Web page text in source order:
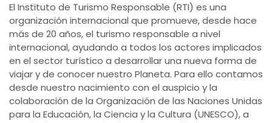
El Instituto de Turismo Responsable (RTI) es una
organización internacional que promueve, desde hace
más de 20 años, el turismo responsable a nivel
internacional, ayudando a todos los actores implicados
en el sector turístico a desarrollar una nueva forma de
viajar y de conocer nuestro Planeta. Para ello contamos
desde nuestro nacimiento con el auspicio y la
colaboración de la Organización de las Naciones Unidas
para la Educación, la Ciencia y la Cultura (UNESCO), a